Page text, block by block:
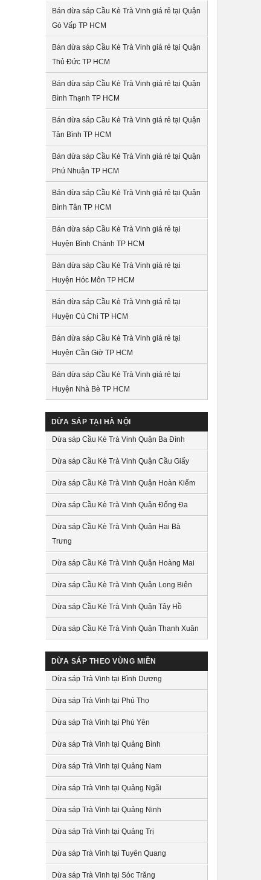
Bán dừa sáp Cầu Kè Trà Vinh giá rẻ tại Quận
Gò Vấp TP HCM
Bán dừa sáp Cầu Kè Trà Vinh giá rẻ tại Quận
Thủ Đức TP HCM
Bán dừa sáp Cầu Kè Trà Vinh giá rẻ tại Quận
Bình Thạnh TP HCM
Bán dừa sáp Cầu Kè Trà Vinh giá rẻ tại Quận
Tân Bình TP HCM
Bán dừa sáp Cầu Kè Trà Vinh giá rẻ tại Quận
Phú Nhuận TP HCM
Bán dừa sáp Cầu Kè Trà Vinh giá rẻ tại Quận
Bình Tân TP HCM
Bán dừa sáp Cầu Kè Trà Vinh giá rẻ tại
Huyện Bình Chánh TP HCM
Bán dừa sáp Cầu Kè Trà Vinh giá rẻ tại
Huyện Hóc Môn TP HCM
Bán dừa sáp Cầu Kè Trà Vinh giá rẻ tại
Huyện Củ Chi TP HCM
Bán dừa sáp Cầu Kè Trà Vinh giá rẻ tại
Huyện Cần Giờ TP HCM
Bán dừa sáp Cầu Kè Trà Vinh giá rẻ tại
Huyện Nhà Bè TP HCM
DỪA SÁP TẠI HÀ NỘI
Dừa sáp Cầu Kè Trà Vinh Quận Ba Đình
Dừa sáp Cầu Kè Trà Vinh Quận Cầu Giấy
Dừa sáp Cầu Kè Trà Vinh Quận Hoàn Kiếm
Dừa sáp Cầu Kè Trà Vinh Quận Đống Đa
Dừa sáp Cầu Kè Trà Vinh Quận Hai Bà
Trưng
Dừa sáp Cầu Kè Trà Vinh Quận Hoàng Mai
Dừa sáp Cầu Kè Trà Vinh Quận Long Biên
Dừa sáp Cầu Kè Trà Vinh Quận Tây Hồ
Dừa sáp Cầu Kè Trà Vinh Quận Thanh Xuân
DỪA SÁP THEO VÙNG MIỀN
Dừa sáp Trà Vinh tại Bình Dương
Dừa sáp Trà Vinh tại Phú Thọ
Dừa sáp Trà Vinh tại Phú Yên
Dừa sáp Trà Vinh tại Quảng Bình
Dừa sáp Trà Vinh tại Quảng Nam
Dừa sáp Trà Vinh tại Quảng Ngãi
Dừa sáp Trà Vinh tại Quảng Ninh
Dừa sáp Trà Vinh tại Quảng Trị
Dừa sáp Trà Vinh tại Tuyên Quang
Dừa sáp Trà Vinh tại Sóc Trăng